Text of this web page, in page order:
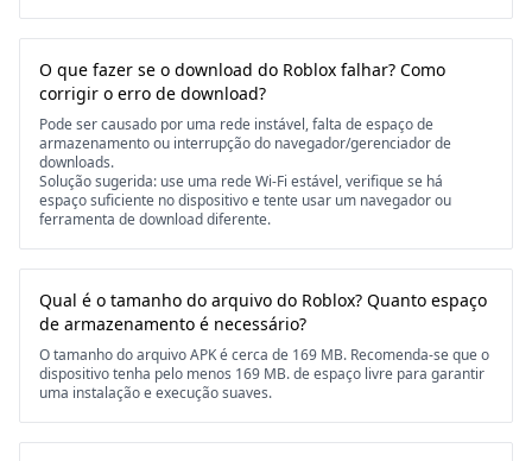
O que fazer se o download do Roblox falhar? Como
corrigir o erro de download?
Pode ser causado por uma rede instável, falta de espaço de
armazenamento ou interrupção do navegador/gerenciador de
downloads.
Solução sugerida: use uma rede Wi-Fi estável, verifique se há
espaço suficiente no dispositivo e tente usar um navegador ou
ferramenta de download diferente.
Qual é o tamanho do arquivo do Roblox? Quanto espaço
de armazenamento é necessário?
O tamanho do arquivo APK é cerca de 169 MB. Recomenda-se que o
dispositivo tenha pelo menos 169 MB. de espaço livre para garantir
uma instalação e execução suaves.